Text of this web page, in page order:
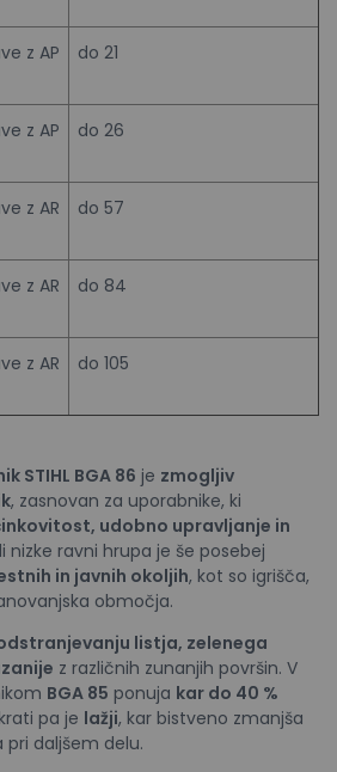
z AP
do 21
z AP
do 26
z AR
do 57
z AR
do 84
z AR
do 105
STIHL BGA 86 je zmogljiv
, zasnovan za uporabnike, ki
udobno upravljanje in
nizke ravni hrupa je še posebej
in javnih okoljih, kot so igrišča,
območja.
listja, zelenega
z različnih zunanjih površin. V
BGA 85 ponuja kar do 40 %
pa je lažji, kar bistveno zmanjša
daljšem delu.